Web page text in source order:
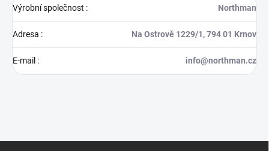
Výrobní společnost : Northman
Adresa : Na Ostrově 1229/1, 794 01 Krnov
E-mail : info@northman.cz